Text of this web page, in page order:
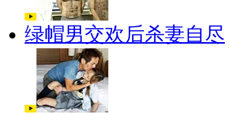
绿帽男交欢后杀妻自尽